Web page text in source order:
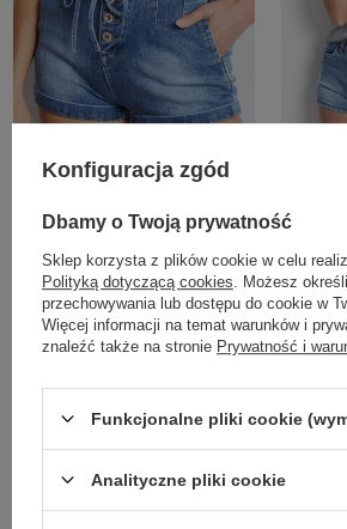
Niebieskie szorty Own
Zaloguj się i zobacz cenę Zaloguj
Konfiguracja zgód
Dbamy o Twoją prywatność
Sklep korzysta z plików cookie w celu
Polityką dotyczącą cookies . Możesz
przechowywania lub dostępu do cookie w
Więcej informacji na temat warunków i
znaleźć także na stronie Prywatność i
Funkcjonalne pliki cookie
Analityczne pliki cookie